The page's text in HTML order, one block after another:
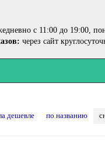
с 11:00 до 19:00,
через сайт
дешевле по названию